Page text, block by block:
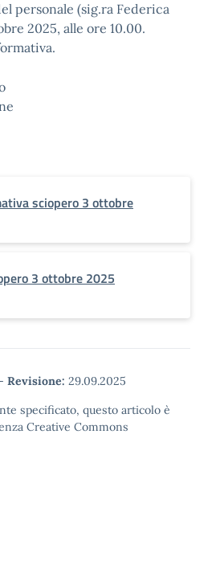
personale (sig.ra Federica
2025, alle ore 10.00.
sciopero 3 ottobre
3 ottobre 2025
- Revisione: 29.09.2025
specificato, questo articolo è
Creative Commons